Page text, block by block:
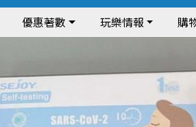
優惠著數 玩樂情報 購